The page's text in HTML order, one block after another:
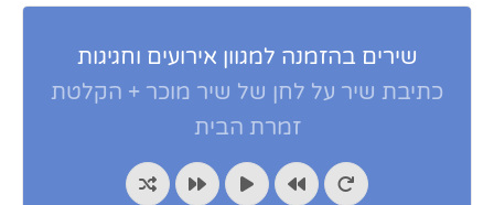
שירים בהזמנה למגוון אירועים וחגיגות
כתיבת שיר על לחן של שיר מוכר + הקלטת
זמרת הבית